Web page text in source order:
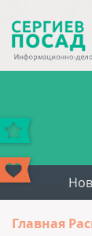
Главная